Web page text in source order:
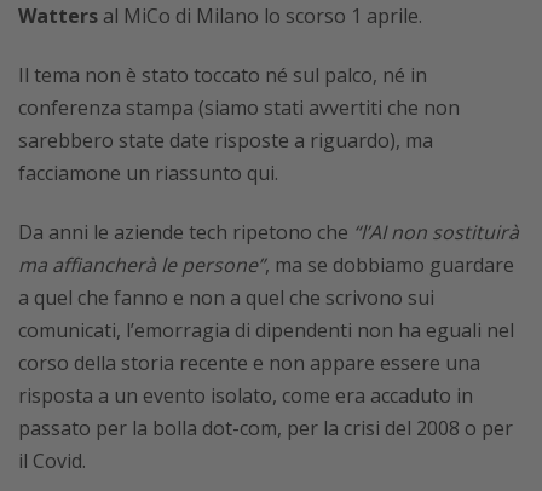
Watters al MiCo di Milano lo scorso 1 aprile.
Il tema non è stato toccato né sul palco, né in
conferenza stampa (siamo stati avvertiti che non
sarebbero state date risposte a riguardo), ma
facciamone un riassunto qui.
Da anni le aziende tech ripetono che “l’AI non sostituirà
ma affiancherà le persone”, ma se dobbiamo guardare
a quel che fanno e non a quel che scrivono sui
comunicati, l’emorragia di dipendenti non ha eguali nel
corso della storia recente e non appare essere una
risposta a un evento isolato, come era accaduto in
passato per la bolla dot-com, per la crisi del 2008 o per
il Covid.